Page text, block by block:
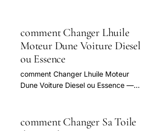
comment Changer Lhuile
Moteur Dune Voiture Diesel
ou Essence
comment Changer Lhuile Moteur
Dune Voiture Diesel ou Essence —
comment Changer Sa Toile